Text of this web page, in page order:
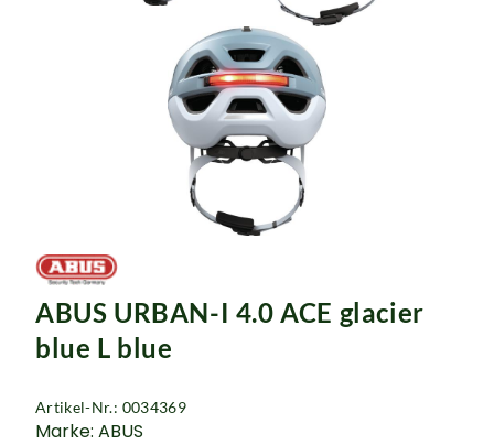
ABUS URBAN-I 4.0 ACE glacier
blue L blue
Artikel-Nr.: 0034369
Marke: ABUS